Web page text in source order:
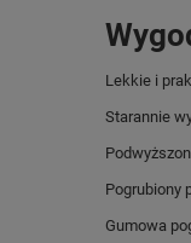
Lekkie i
Starannie
Pogrubiony
Gumowa